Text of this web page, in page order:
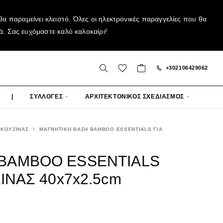
κλειστό. Όλες οι ηλεκτρονικές παραγγελίες που θα
Σας ευχόμαστε καλό καλοκαίρι!
+302106429062
| ΣΥΛΛΟΓΕΣ ΑΡΧΙΤΕΚΤΟΝΙΚΟΣ ΣΧΕΔΙΑΣΜΟΣ
ΜΑΓΝΗΤΙΚΗ ΒΑΣΗ BAMBOO ESSENTIALS ΓΙΑ
ESSENTIALS
40x7x2.5cm